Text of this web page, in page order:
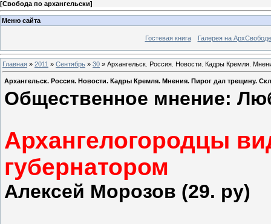
[Свобода по архангельски]
Меню сайта
Гостевая книга Галерея на АрхСвободе
Главная » 2011 » Сентябрь » 30 » Архангельск. Россия. Новости. Кадры Кремля.
Архангельск. Россия. Новости. Кадры Кремля. Мнения. Пирог дал трещину.
Общественное мнение:
Архангелогородцы
губернатором
Алексей Морозов (29. ру)